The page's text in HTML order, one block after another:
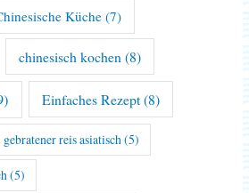
Küche (7)
chinesisch kochen (8)
Einfaches Rezept(8)
gebratener reis asiatisch(5)
(5)